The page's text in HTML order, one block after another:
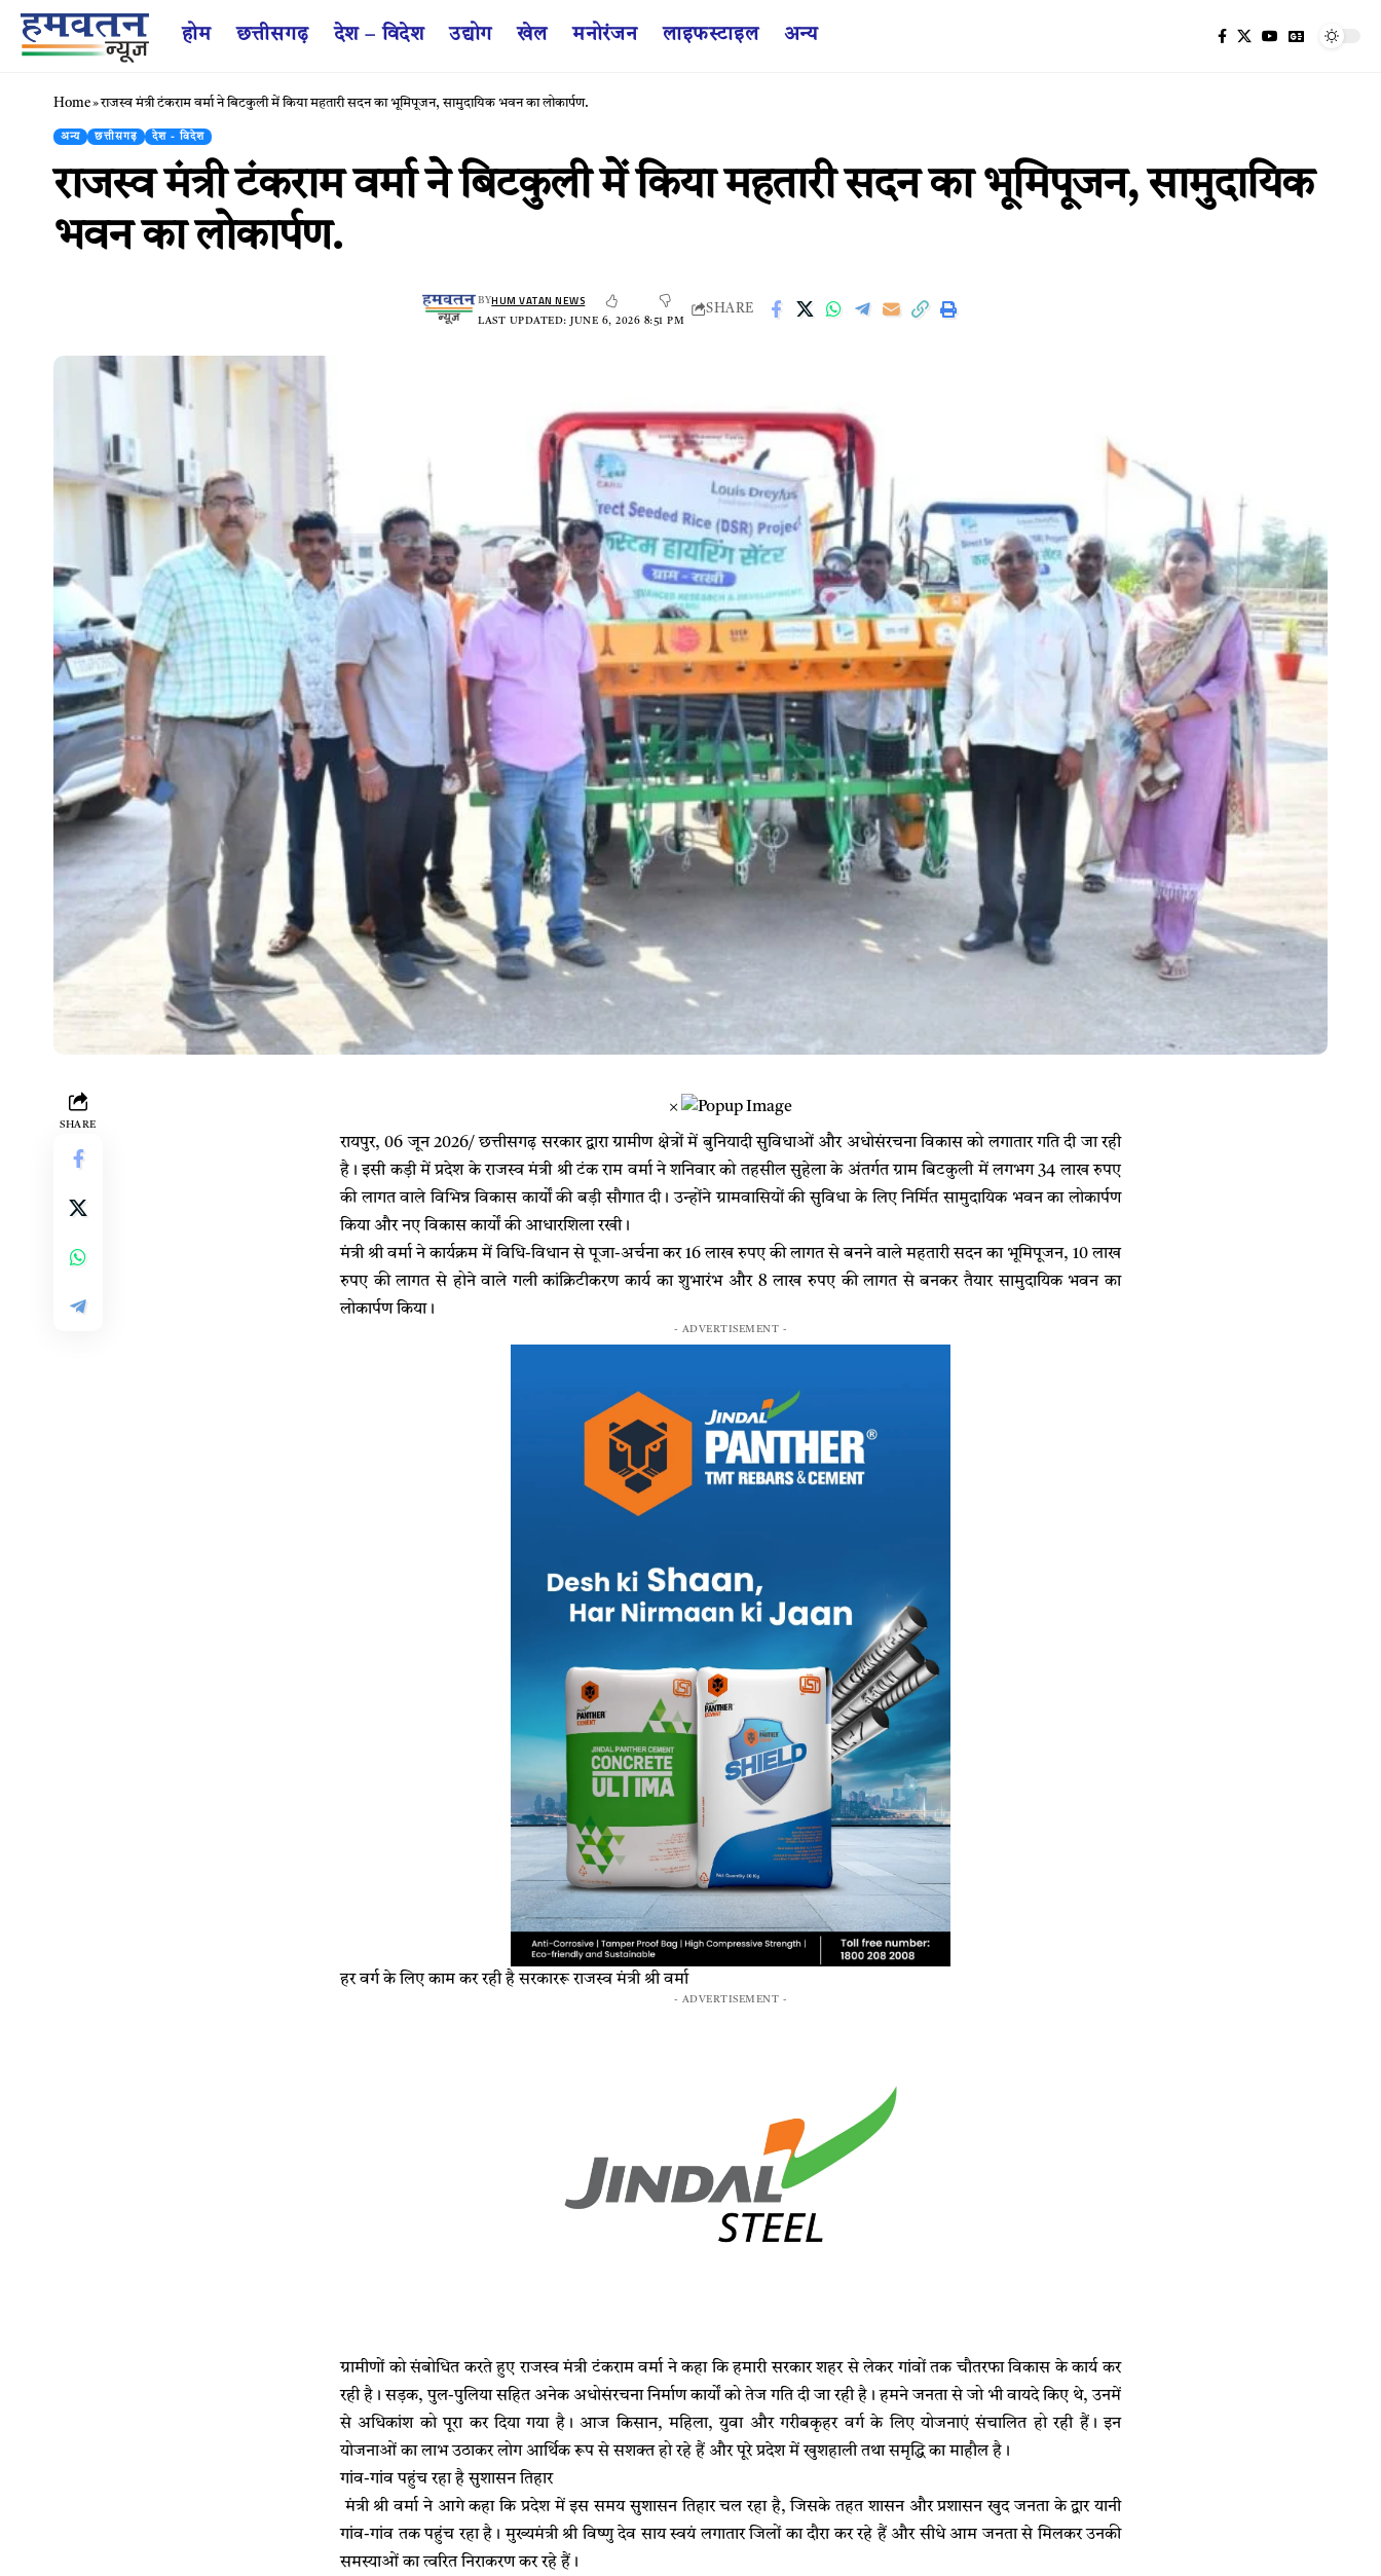
होम छत्तीसगढ़ देश – विदेश उद्योग खेल मनोरंजन लाइफस्टाइल अन्य
Home»राजस्व मंत्री टंकराम वर्मा ने बिटकुली में किया महतारी सदन का भूमिपूजन, सामुदायिक भवन का लोकार्पण.
अन्य छत्तीसगढ़ देश - विदेश
राजस्व मंत्री टंकराम वर्मा ने बिटकुली में किया महतारी सदन का भूमिपूजन, सामुदायिक
भवन का लोकार्पण.
LAST UPDATED: JUNE 6, 2026 8:51 PM
BYHUM VATAN NEWS
SHARE
SHARE
×
​रायपुर, 06 जून 2026/ ​छत्तीसगढ़ सरकार द्वारा ग्रामीण क्षेत्रों में बुनियादी सुविधाओं और अधोसंरचना विकास को लगातार गति दी जा रही
है। इसी कड़ी में प्रदेश के राजस्व मंत्री श्री टंक राम वर्मा ने शनिवार को तहसील सुहेला के अंतर्गत ग्राम बिटकुली में लगभग 34 लाख रुपए
की लागत वाले विभिन्न विकास कार्यों की बड़ी सौगात दी। उन्होंने ग्रामवासियों की सुविधा के लिए निर्मित सामुदायिक भवन का लोकार्पण
किया और नए विकास कार्यों की आधारशिला रखी।
​मंत्री श्री वर्मा ने कार्यक्रम में विधि-विधान से पूजा-अर्चना कर 16 लाख रुपए की लागत से बनने वाले महतारी सदन का भूमिपूजन, 10 लाख
रुपए की लागत से होने वाले गली कांक्रिटीकरण कार्य का शुभारंभ और 8 लाख रुपए की लागत से बनकर तैयार सामुदायिक भवन का
लोकार्पण किया।
- ADVERTISEMENT -
​हर वर्ग के लिए काम कर रही है सरकाररू राजस्व मंत्री श्री वर्मा
- ADVERTISEMENT -
​ग्रामीणों को संबोधित करते हुए राजस्व मंत्री टंकराम वर्मा ने कहा कि हमारी सरकार शहर से लेकर गांवों तक चौतरफा विकास के कार्य कर
रही है। सड़क, पुल-पुलिया सहित अनेक अधोसंरचना निर्माण कार्यों को तेज गति दी जा रही है। हमने जनता से जो भी वायदे किए थे, उनमें
से अधिकांश को पूरा कर दिया गया है। आज किसान, महिला, युवा और गरीबकृहर वर्ग के लिए योजनाएं संचालित हो रही हैं। इन
योजनाओं का लाभ उठाकर लोग आर्थिक रूप से सशक्त हो रहे हैं और पूरे प्रदेश में खुशहाली तथा समृद्धि का माहौल है।
​गांव-गांव पहुंच रहा है सुशासन तिहार
​ मंत्री श्री वर्मा ने आगे कहा कि प्रदेश में इस समय सुशासन तिहार चल रहा है, जिसके तहत शासन और प्रशासन खुद जनता के द्वार यानी
गांव-गांव तक पहुंच रहा है। मुख्यमंत्री श्री विष्णु देव साय स्वयं लगातार जिलों का दौरा कर रहे हैं और सीधे आम जनता से मिलकर उनकी
समस्याओं का त्वरित निराकरण कर रहे हैं।